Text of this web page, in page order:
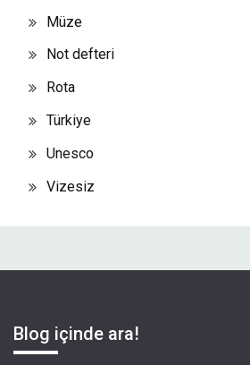
Müze
Not defteri
Rota
Türkiye
Unesco
Vizesiz
Blog içinde ara!